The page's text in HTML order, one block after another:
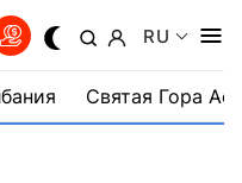
RU
Святая Гора